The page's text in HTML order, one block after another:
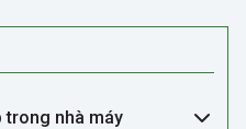
trong nhà máy